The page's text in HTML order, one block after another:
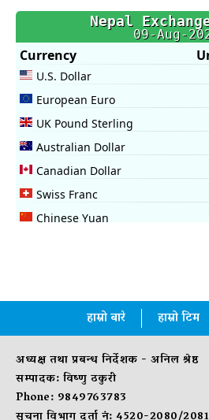
हाम्रो बारे हाम्रो टिम
अध्यक्ष तथा प्रबन्ध निर्देशक - अनिल श्रेष्ठ
सम्पादक: विष्णु ठकुरी
Phone: 9849763783